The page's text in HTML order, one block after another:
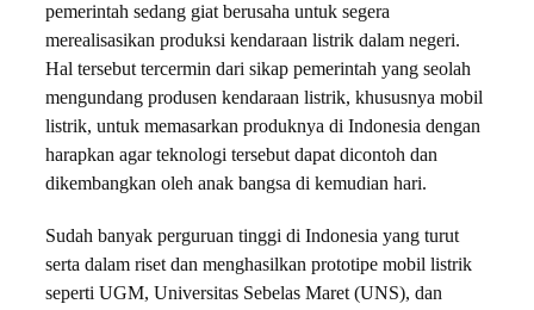
pemerintah sedang giat berusaha untuk segera
merealisasikan produksi kendaraan listrik dalam negeri.
Hal tersebut tercermin dari sikap pemerintah yang seolah
mengundang produsen kendaraan listrik, khususnya mobil
listrik, untuk memasarkan produknya di Indonesia dengan
harapkan agar teknologi tersebut dapat dicontoh dan
dikembangkan oleh anak bangsa di kemudian hari.
Sudah banyak perguruan tinggi di Indonesia yang turut
serta dalam riset dan menghasilkan prototipe mobil listrik
seperti UGM, Universitas Sebelas Maret (UNS), dan